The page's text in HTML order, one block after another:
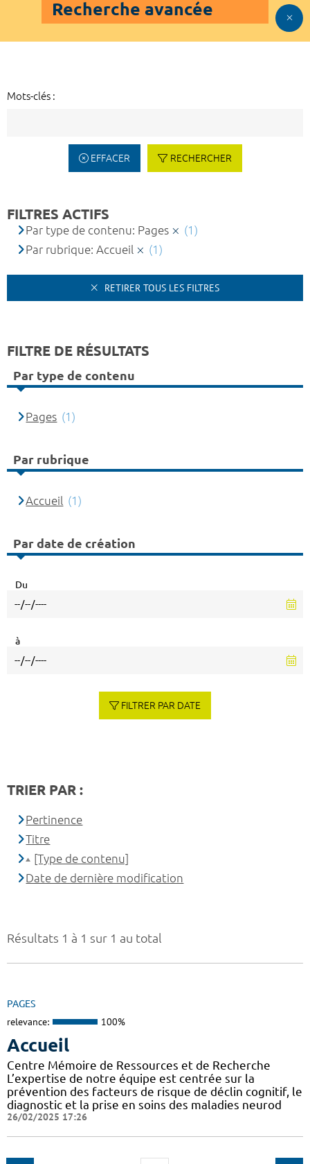
Recherche avancée
Mots-clés :
EFFACER RECHERCHER
Résultats 1 à 1 sur 1 au total
PAGES
relevance: 100%
Accueil
Centre Mémoire de Ressources et de Recherche
L’expertise de notre équipe est centrée sur la
prévention des facteurs de risque de déclin cognitif, le
diagnostic et la prise en soins des maladies neurod
26/02/2025 17:26
FILTRES ACTIFS
Par type de contenu: Pages
(1)
Par rubrique: Accueil
(1)
RETIRER TOUS LES FILTRES
FILTRE DE RÉSULTATS
Par type de contenu
Pages (1)
Par rubrique
Accueil (1)
Par date de création
Du
à
FILTRER PAR DATE
TRIER PAR :
Pertinence
Titre
[Type de contenu]
Date de dernière modification